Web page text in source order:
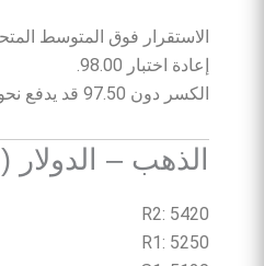
إعادة اختبار 98.00.
الكسر دون 97.50 قد يدفع نحو 97.00.
الذهب – الدولار (XAUUSD)
R2: 5420
R1: 5250